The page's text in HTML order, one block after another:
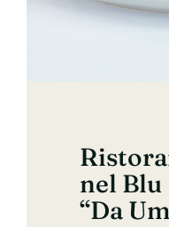
nel Blu
“Da